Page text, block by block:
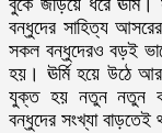
বুকে জড়িয়ে ধরে
বন্ধুদের সাহিত্য
সকল বন্ধুদেরও বড়ই
হয়। ঊর্মি হয়ে উঠে
যুক্ত হয় নতুন নতুন
বন্ধুদের সংখ্যা বাড়তেই